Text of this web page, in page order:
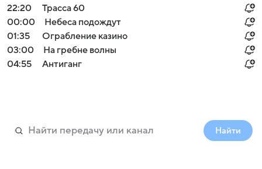
22:20
Трасса 60
00:00
Небеса подождут
01:35
Ограбление казино
03:00
На гребне волны
04:55
Антиганг
Найти